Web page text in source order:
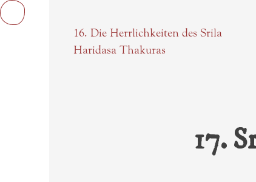
16. Die Herrlichkeiten des Srila
Haridasa Thakuras
17.